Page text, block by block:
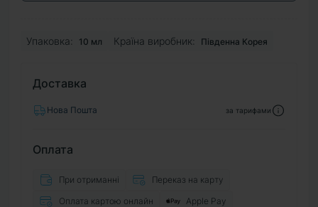
Упаковка: 10 мл Країна виробник: Південна Корея
Доставка
Нова Пошта за тарифами
Оплата
При отриманні
Переказ на карту
Оплата картою онлайн
Apple Pay